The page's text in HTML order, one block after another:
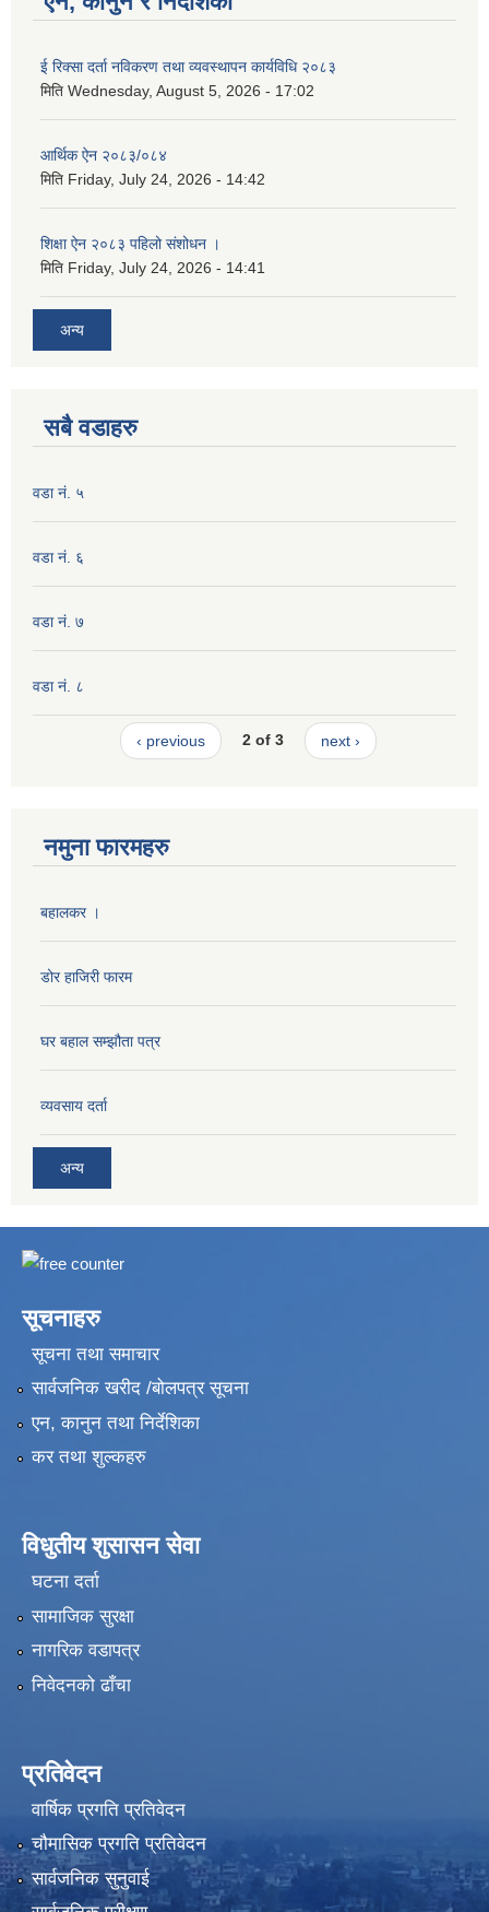
ई रिक्सा दर्ता नविकरण तथा व्यवस्थापन कार्यविधि २०८३
मिति Wednesday, August 5, 2026 - 17:02
आर्थिक ऐन २०८३/०८४
मिति Friday, July 24, 2026 - 14:42
शिक्षा ऐन २०८३ पहिलो संशोधन ।
मिति Friday, July 24, 2026 - 14:41
अन्य
सबै वडाहरु
वडा नं. ५
वडा नं. ६
वडा नं. ७
वडा नं. ८
‹ previous 2 of 3 next ›
नमुना फारमहरु
बहालकर ।
डोर हाजिरी फारम
घर बहाल सम्झौता पत्र
व्यवसाय दर्ता
अन्य
सूचनाहरु
सूचना तथा समाचार
सार्वजनिक खरीद /बोलपत्र सूचना
एन, कानुन तथा निर्देशिका
कर तथा शुल्कहरु
विधुतीय शुसासन सेवा
घटना दर्ता
सामाजिक सुरक्षा
नागरिक वडापत्र
निवेदनको ढाँचा
प्रतिवेदन
वार्षिक प्रगति प्रतिवेदन
चौमासिक प्रगति प्रतिवेदन
सार्वजनिक सुनुवाई